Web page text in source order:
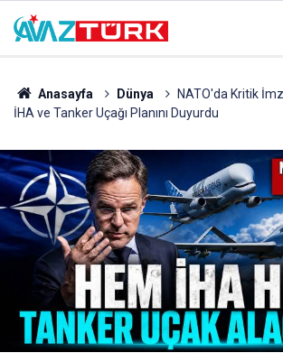
Anasayfa Dünya
NATO'da Kritik
İHA ve Tanker Uçağı Planını Duyurdu